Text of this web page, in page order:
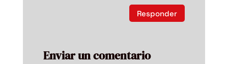
Responder
Enviar un comentario